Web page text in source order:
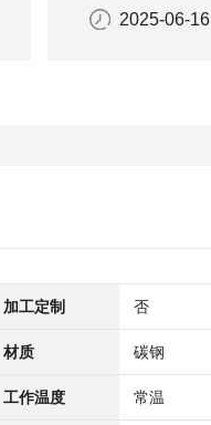
2025-06-16
加工定制 否
材质 碳钢
工作温度 常温